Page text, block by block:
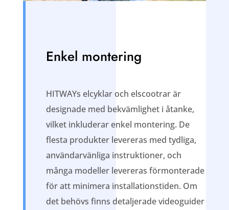
Enkel montering
HITWAYs elcyklar och elscootrar är
designade med bekvämlighet i åtanke,
vilket inkluderar enkel montering. De
flesta produkter levereras med tydliga,
användarvänliga instruktioner, och
många modeller levereras förmonterade
för att minimera installationstiden. Om
det behövs finns detaljerade videoguider